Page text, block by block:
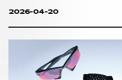
2026-04-20